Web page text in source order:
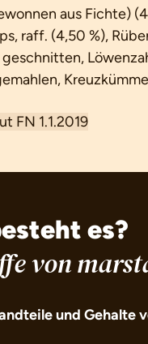
aus Fichte)
raff. (4,50 %),
geschnitten,
FN 1.1.2019
es?
von
und Gehalte